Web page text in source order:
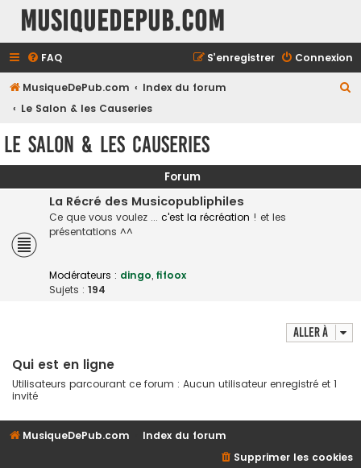
MusiqueDePub.com
FAQ Connexion
S’enregistrer
MusiqueDePub.com
Index du forum
Le Salon & les Causeries
r
Le Salon & les Causeries
Forum
La Récré des Musicopubliphiles
Ce que vous voulez ... c'est la récréation ! et les
présentations ^^
Modérateurs : dingo, fifoox
Sujets : 194
Aller à
Qui est en ligne
Utilisateurs parcourant ce forum : Aucun utilisateur enregistré et 1
invité
MusiqueDePub.com
Index du forum
Supprimer les cookies